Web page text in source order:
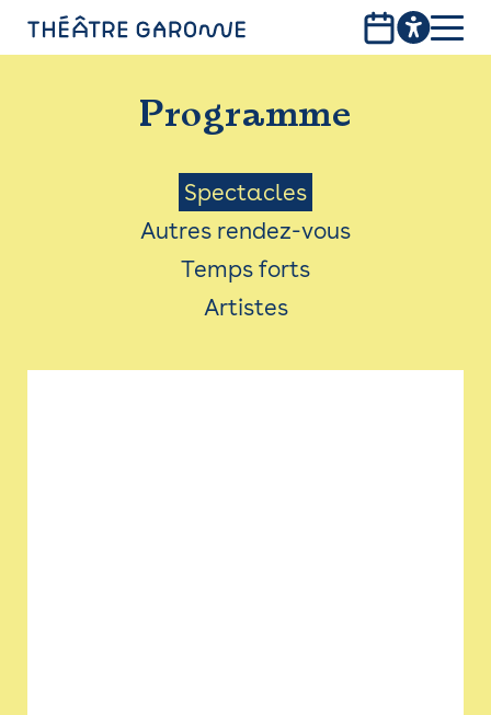
PROGRAMME
INFOS PRATIQUES
AVEC LES PUBLICS
ACCESSIBILITÉ
LES PRODUCTIONS
Programme
Menu
Saison
Spectacles
Autres rendez-vous
Temps forts
Artistes